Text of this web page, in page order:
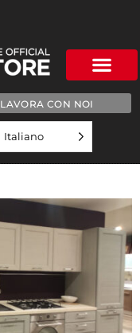
LAVORA CON NOI
Italiano